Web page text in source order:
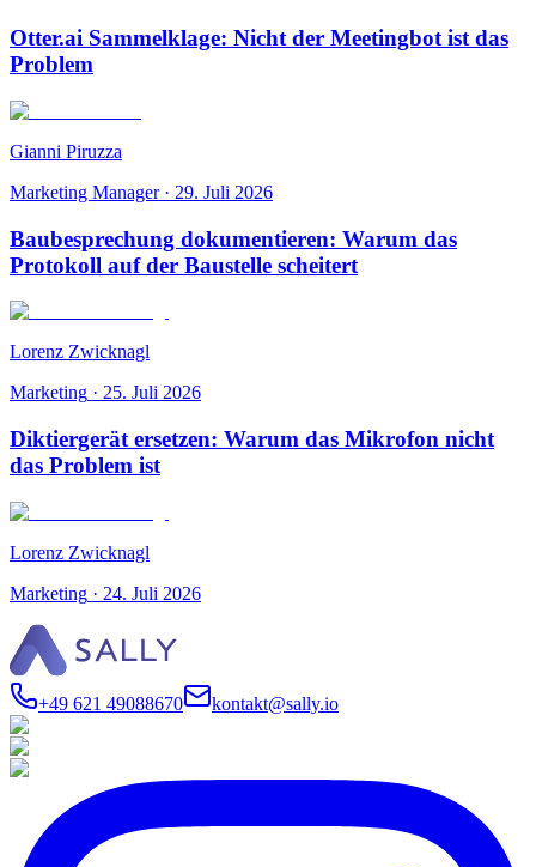
Otter.ai Sammelklage: Nicht der Meetingbot ist das
Problem
Gianni Piruzza
Marketing Manager· 29. Juli 2026
Baubesprechung dokumentieren: Warum das
Protokoll auf der Baustelle scheitert
Lorenz Zwicknagl
Marketing · 25. Juli 2026
Diktiergerät ersetzen: Warum das Mikrofon nicht
das Problem ist
Lorenz Zwicknagl
Marketing · 24. Juli 2026
+49 621 49088670 kontakt@sally.io